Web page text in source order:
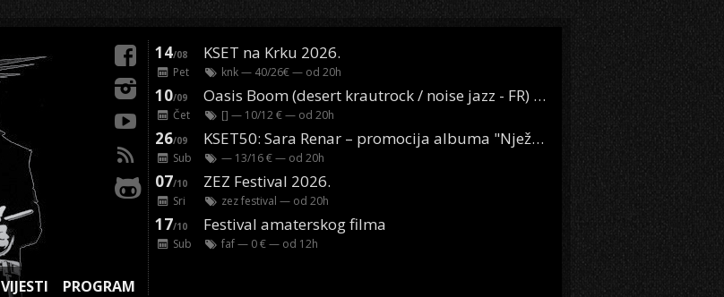
VIJESTI PROGRAM
14/08 KSET na Krku 2026.
Pet knk— 40/26€ — od 20h
10/09 Oasis Boom (desert krautrock / noise jazz - FR) @ KONTEJNER
Čet [] — 10/12 € — od 20h
26/09 KSET50: Sara Renar – promocija albuma "Nježne riječi" @ Močvara
Sub — 13/16 € — od 20h
07/10 ZEZ Festival 2026.
Sri zez festival — od 20h
17/10 Festival amaterskog filma
Sub faf— 0 € — od 12h